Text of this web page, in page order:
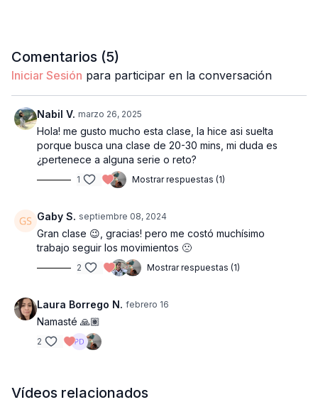
Comentarios (5)
Iniciar Sesión para participar en la conversación
Nabil V. marzo 26, 2025
Hola! me gusto mucho esta clase, la hice asi suelta
porque busca una clase de 20-30 mins, mi duda es
¿pertenece a alguna serie o reto?
1 Mostrar respuestas (1)
Gaby S. septiembre 08, 2024
Gran clase 😉, gracias! pero me costó muchísimo
trabajo seguir los movimientos 🙁
2 Mostrar respuestas (1)
Laura Borrego N. febrero 16
Namasté 🙏🏽
2
Vídeos relacionados